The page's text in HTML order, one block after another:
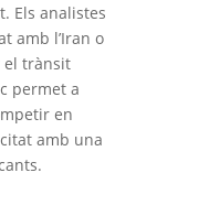
Els analistes
amb l’Iran o
el trànsit
permet a
en
amb una